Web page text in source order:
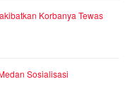
Korbanya Tewas
Sosialisasi